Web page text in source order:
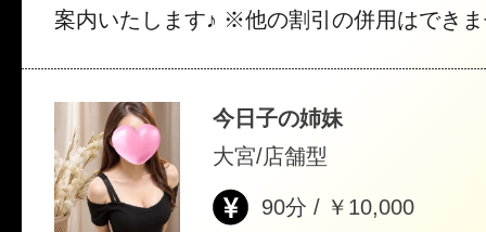
案内いたします♪ ※他の割引の併用はで
今日子の姉妹
大宮/店舗型
90分 / ￥10,000